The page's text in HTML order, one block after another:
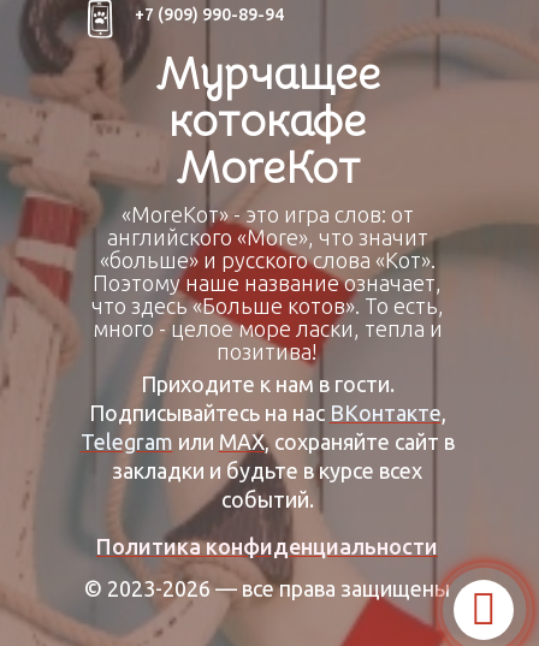
+7 (909) 990-89-94
Мурчащее
котокафе
МоrеКот
«МоrеКот» - это игра слов: от
английского «More», что значит
«больше» и русского слова «Кот».
Поэтому наше название означает,
что здесь «Больше котов». То есть,
много - целое море ласки, тепла и
позитива!
Политика конфиденциальности
© 2023-2026 — все права защищены
Приходите к нам в гости.
Подписывайтесь на нас ВКонтакте
Telegram или МАХ, сохраняйте сайт в
закладки и будьте в курсе всех
событий.